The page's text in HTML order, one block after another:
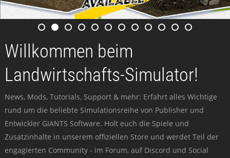
Willkommen beim
Landwirtschafts-Simulator!
News, Mods, Tutorials, Support & mehr: Erfahrt alles Wichtige
rund um die beliebte Simulationsreihe von Publisher und
Entwickler GIANTS Software. Holt euch die Spiele und
Zusatzinhalte in unserem offiziellen Store und werdet Teil der
engagierten Community - im Forum, auf Discord und Social